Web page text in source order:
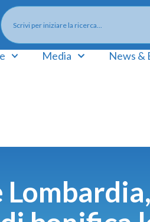
Media News &